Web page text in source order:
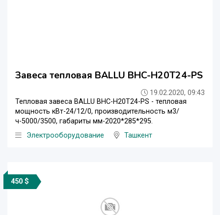
Завеса тепловая BALLU BHC-Н20T24-PS
19.02.2020, 09:43
Тепловая завеса BALLU BHC-Н20T24-PS - тепловая
мощность кВт-24/12/0, производительность м3/
ч-5000/3500, габариты мм-2020*285*295.
Электрооборудование
Ташкент
450 $